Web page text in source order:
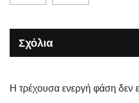
Σχόλια
Η τρέχουσα ενεργή φάση δεν